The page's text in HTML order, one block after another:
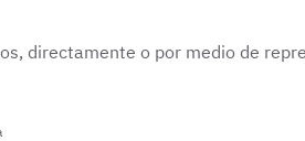
directamente o por medio de